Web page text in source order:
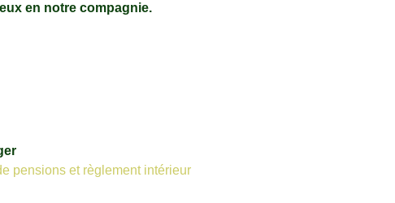
en notre compagnie.
pensions et règlement intérieur